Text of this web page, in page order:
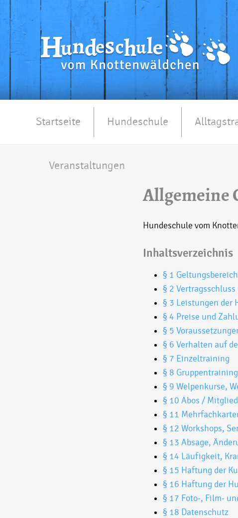
Startseite Hundeschule
Veranstaltungen
Allgemeine
Hundeschule vom
Inhaltsverzeichnis
§ 1 Geltungsbereich
§ 2
§ 3 Leistungen der
§ 4 Preise und
§ 5
§ 6 Verhalten auf
§ 7 Einzeltraining
§ 8
§ 9 Welpenkurse,
§ 10 Abos /
§ 11
§ 12 Workshops,
§ 13 Absage,
§ 14 Läufigkeit,
§ 15 Haftung der
§ 16 Haftung der
§ 17 Foto-, Film-
§ 18 Datenschutz